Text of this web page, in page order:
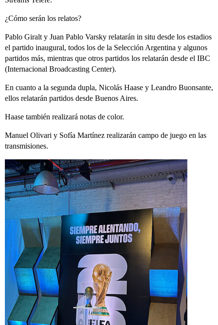
¿Cómo serán los relatos?
Pablo Giralt y Juan Pablo Varsky relatarán in situ desde los estadios
el partido inaugural, todos los de la Selección Argentina y algunos
partidos más, mientras que otros partidos los relatarán desde el IBC
(Internacional Broadcasting Center).
En cuanto a la segunda dupla, Nicolás Haase y Leandro Buonsante,
ellos relatarán partidos desde Buenos Aires.
Haase también realizará notas de color.
Manuel Olivari y Sofía Martínez realizarán campo de juego en las
transmisiones.